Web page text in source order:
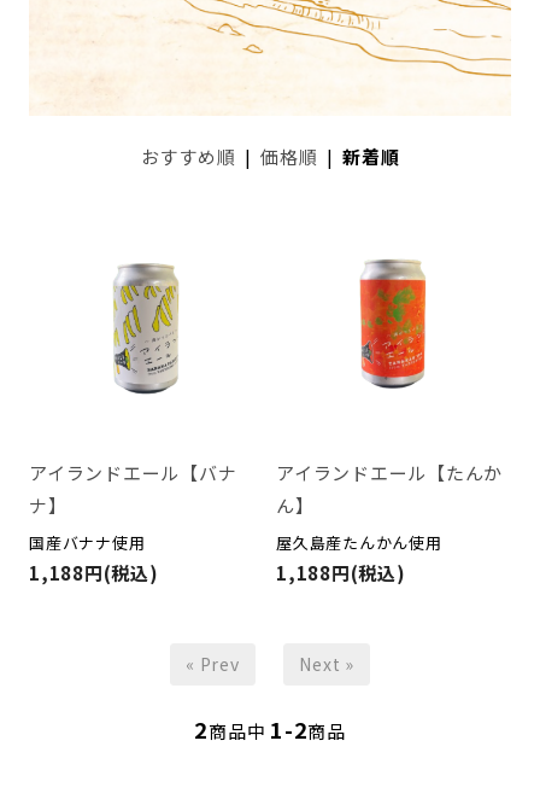
おすすめ順 |価格順 |新着順
アイランドエール【バナ
ナ】
国産バナナ使用
1,188円(税込)
アイランドエール【たんか
ん】
屋久島産たんかん使用
1,188円(税込)
« Prev Next »
2商品中 1-2商品